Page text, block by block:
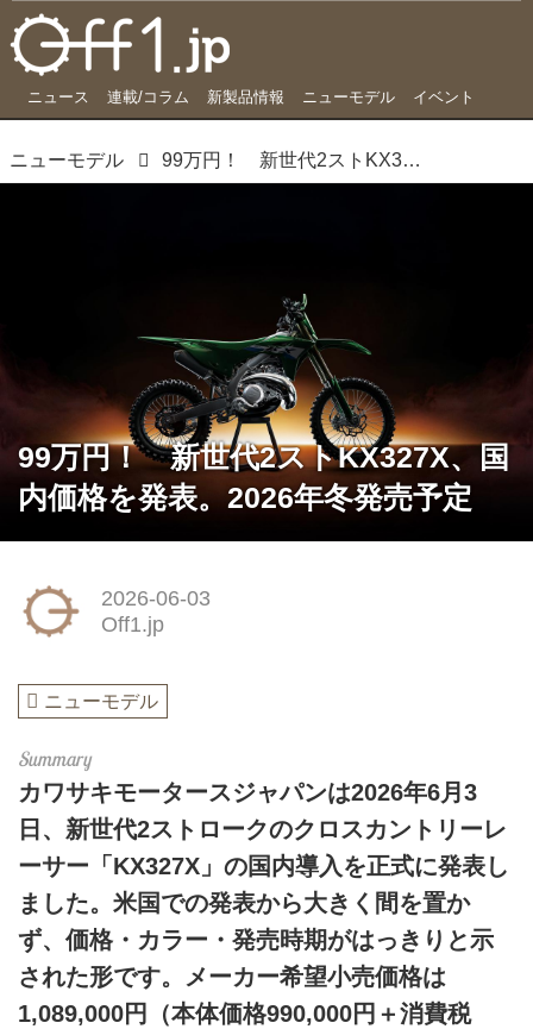
ニュース 連載/コラム 新製品情報 ニューモデル イベント
ニューモデル 99万円！ 新世代2ストKX327X、国内価格を発表。2026年冬発売予定
99万円！ 新世代2ストKX327X、国
内価格を発表。2026年冬発売予定
2026-06-03
Off1.jp
ニューモデル
カワサキモータースジャパンは2026年6月3
日、新世代2ストロークのクロスカントリーレ
ーサー「KX327X」の国内導入を正式に発表し
ました。米国での発表から大きく間を置か
ず、価格・カラー・発売時期がはっきりと示
された形です。メーカー希望小売価格は
1,089,000円（本体価格990,000円＋消費税